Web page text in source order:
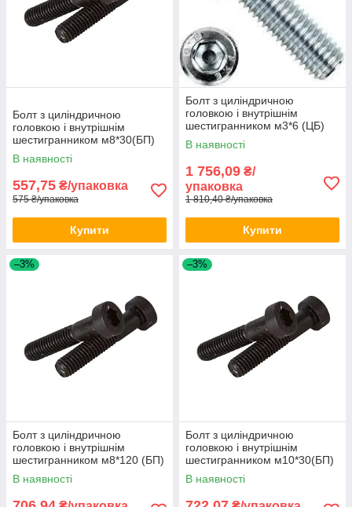
Болт з циліндричною
головкою і внутрішнім
шестигранником м8*30(БП)
DIN 912 100шт/уп
В наявності
557,75 ₴/упаковка
575 ₴/упаковка
Купити
Болт з циліндричною
головкою і внутрішнім
шестигранником м3*6 (ЦБ)
DIN 912 1000шт/уп
В наявності
1 756,09 ₴/
упаковка
1 810,40 ₴/упаковка
Купити
–3%
Болт з циліндричною
головкою і внутрішнім
шестигранником м8*120 (БП)
DIN 912 50шт/уп
В наявності
–3%
Болт з циліндричною
головкою і внутрішнім
шестигранником м10*30(БП)
DIN 912 100шт/уп
В наявності